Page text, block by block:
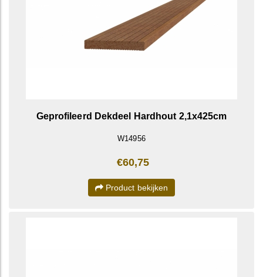
Geprofileerd Dekdeel Hardhout 2,1x425cm
W14956
€60,75
Product bekijken